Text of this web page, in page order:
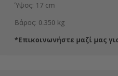
Ύψος: 17 cm
Βάρος: 0.350 kg
*Επικοινωνήστε μαζί μας